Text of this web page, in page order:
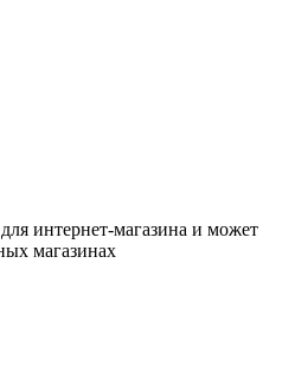
интернет-магазина и может
магазинах